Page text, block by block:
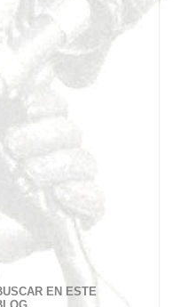
EN ESTE